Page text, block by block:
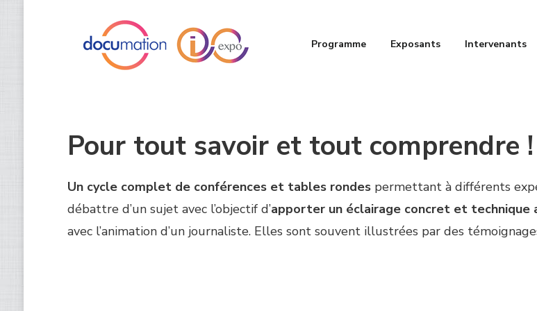
Programme Exposants Intervenants
Pour tout savoir et tout comprendre !
Un cycle complet de conférences et tables rondespermettant à différents
débattre d’un sujet avec l’objectif d’apporter un éclairage concret et technique
avec l’animation d’un journaliste. Elles sont souvent illustrées par des